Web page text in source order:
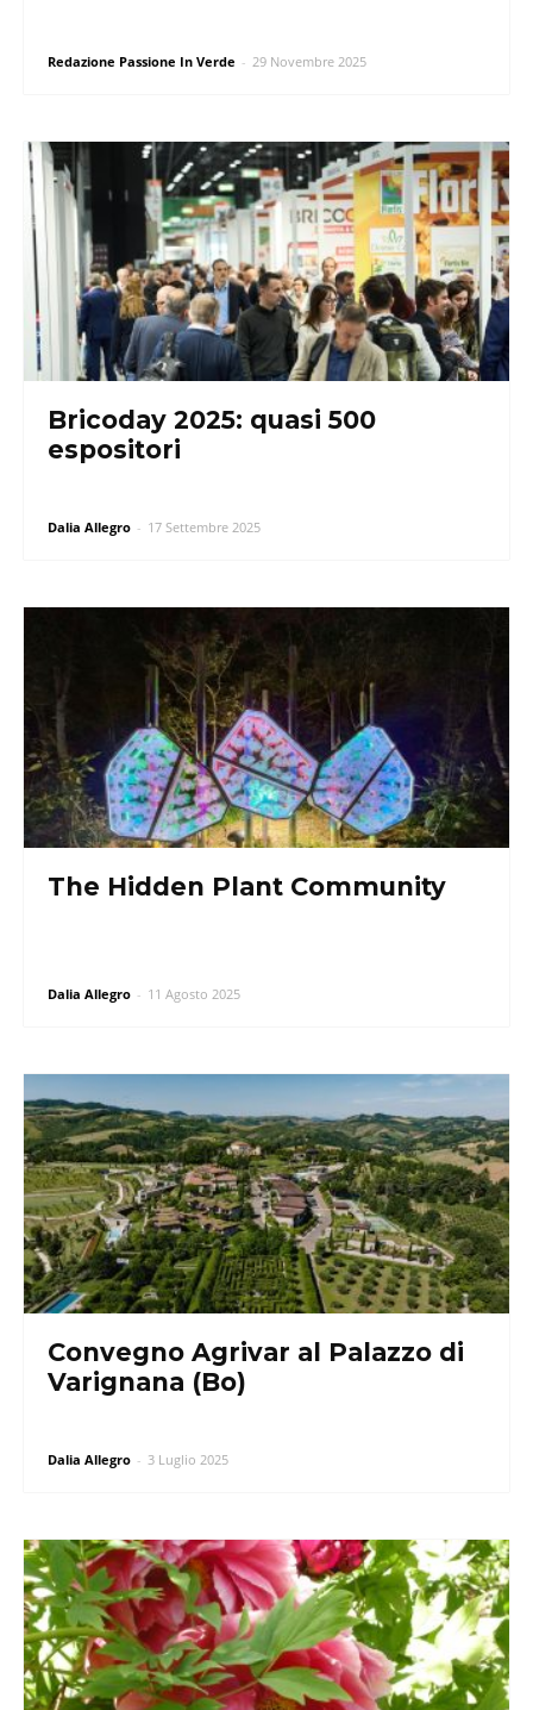
Redazione Passione In Verde - 29 Novembre 2025
Bricoday 2025: quasi 500
espositori
Dalia Allegro - 17 Settembre 2025
The Hidden Plant Community
Dalia Allegro - 11 Agosto 2025
Convegno Agrivar al Palazzo di
Varignana (Bo)
Dalia Allegro - 3 Luglio 2025